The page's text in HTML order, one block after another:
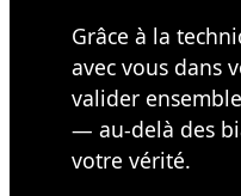
Grâce à la
avec vous dans
valider
— au-delà des
votre vérité.